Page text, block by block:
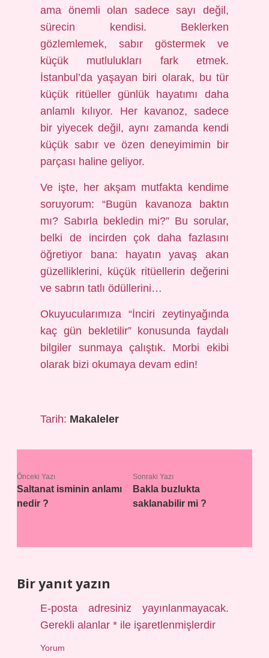
ama önemli olan sadece sayı değil,
sürecin kendisi. Beklerken
gözlemlemek, sabır göstermek ve
küçük mutlulukları fark etmek.
İstanbul’da yaşayan biri olarak, bu tür
küçük ritüeller günlük hayatımı daha
anlamlı kılıyor. Her kavanoz, sadece
bir yiyecek değil, aynı zamanda kendi
küçük sabır ve özen deneyimimin bir
parçası haline geliyor.
Ve işte, her akşam mutfakta kendime
soruyorum: “Bugün kavanoza baktın
mı? Sabırla bekledin mi?” Bu sorular,
belki de incirden çok daha fazlasını
öğretiyor bana: hayatın yavaş akan
güzelliklerini, küçük ritüellerin değerini
ve sabrın tatlı ödüllerini…
Okuyucularımıza “İnciri zeytinyağında
kaç gün bekletilir” konusunda faydalı
bilgiler sunmaya çalıştık. Morbi ekibi
olarak bizi okumaya devam edin!
Tarih: Makaleler
Önceki Yazı
Saltanat isminin anlamı
nedir ?
Sonraki Yazı
Bakla buzlukta
saklanabilir mi ?
Bir yanıt yazın
E-posta adresiniz yayınlanmayacak.
Gerekli alanlar* ile işaretlenmişlerdir
Yorum